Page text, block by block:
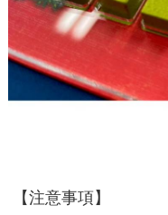
【注意事項】